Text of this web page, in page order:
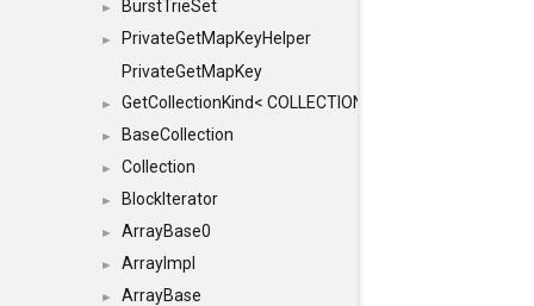
► BurstTrieSet
►
PrivateGetMapKeyHelper
PrivateGetMapKey
► GetCollectionKind< COLLECTION, typename
► BaseCollection
► Collection
► BlockIterator
► ArrayBase0
► ArrayImpl
► ArrayBase